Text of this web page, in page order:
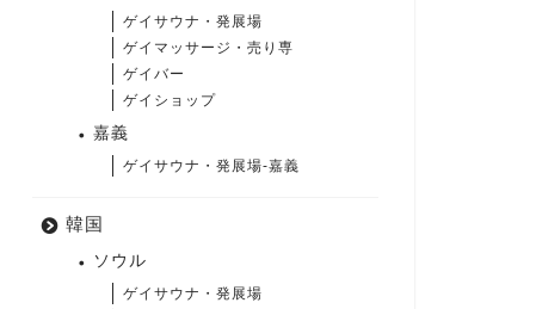
ゲイサウナ・発展場
ゲイマッサージ・売り専
ゲイバー
ゲイショップ
嘉義
ゲイサウナ・発展場-嘉義
韓国
ソウル
ゲイサウナ・発展場